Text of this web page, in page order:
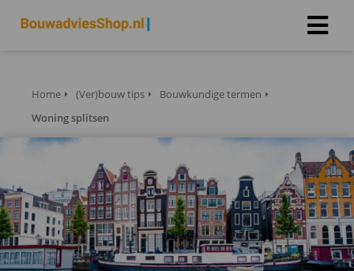
Home (Ver)bouw tips
Bouwkundige termen
Woning splitsen